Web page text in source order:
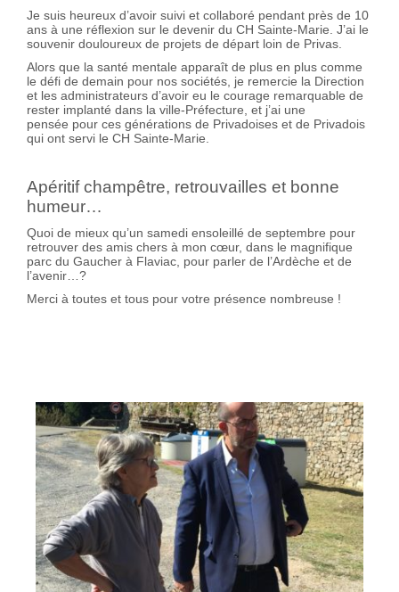
Je suis heureux d’avoir suivi et collaboré pendant près de 10
ans à une réflexion sur le devenir du CH Sainte-Marie. J’ai le
souvenir douloureux de projets de départ loin de Privas.
Alors que la santé mentale apparaît de plus en plus comme
le défi de demain pour nos sociétés, je remercie la Direction
et les administrateurs d’avoir eu le courage remarquable de
rester implanté dans la ville-Préfecture, et j’ai une
pensée pour ces générations de Privadoises et de Privadois
qui ont servi le CH Sainte-Marie.
Apéritif champêtre, retrouvailles et bonne
humeur…
Quoi de mieux qu’un samedi ensoleillé de septembre pour
retrouver des amis chers à mon cœur, dans le magnifique
parc du Gaucher à Flaviac, pour parler de l’Ardèche et de
l’avenir…?
Merci à toutes et tous pour votre présence nombreuse !